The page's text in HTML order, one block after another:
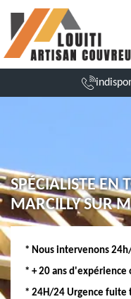
SPÉCIALISTE EN
MARCILLY SUR
* Nous intervenons
* + 20 ans d'expérience
* 24H/24 Urgence